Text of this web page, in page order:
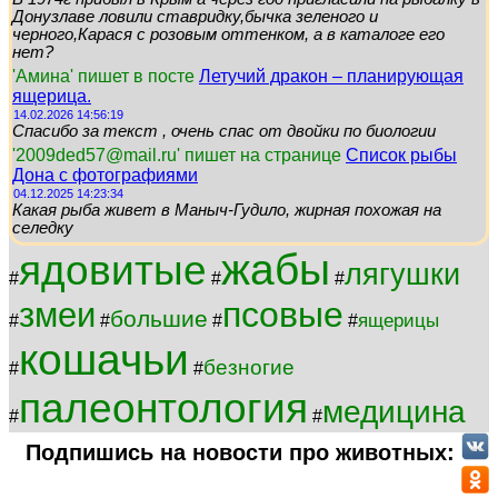
Донузлаве ловили ставридку,бычка зеленого и
черного,Карася с розовым оттенком, а в каталоге его
нет?
'Амина' пишет в посте Летучий дракон – планирующая
ящерица.
14.02.2026 14:56:19
Спасибо за текст , очень спас от двойки по биологии
'2009ded57@mail.ru' пишет на странице Список рыбы
Дона с фотографиями
04.12.2025 14:23:34
Какая рыба живет в Маныч-Гудило, жирная похожая на
селедку
#ядовитые #жабы #лягушки
#змеи #большие #псовые #ящерицы
#кошачьи #безногие
#палеонтология #медицина
Подпишись на новости про животных: